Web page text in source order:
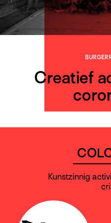
Creatief
Kunstzinnig